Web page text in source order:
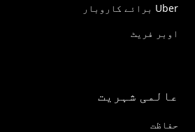
Uber برائے کاروبار
اوبر فریٹ
عالمی شہریت
حفاظت